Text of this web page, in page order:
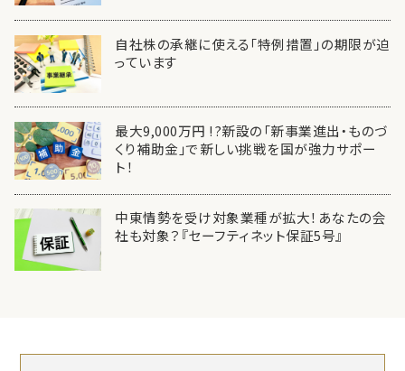
自社株の承継に使える「特例措置」の期限が迫
っています
最大9,000万円 !?新設の「新事業進出・ものづ
くり補助金」で新しい挑戦を国が強力サポー
ト！
中東情勢を受け対象業種が拡大！あなたの会
社も対象？『セーフティネット保証5号』